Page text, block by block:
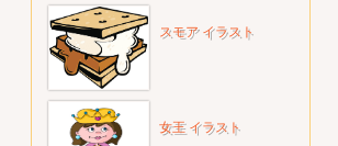
スモア イラスト
女王 イラスト